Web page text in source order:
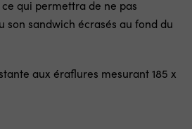
qui permettra de ne pas
son sandwich écrasés au fond du
aux éraflures mesurant 185 x